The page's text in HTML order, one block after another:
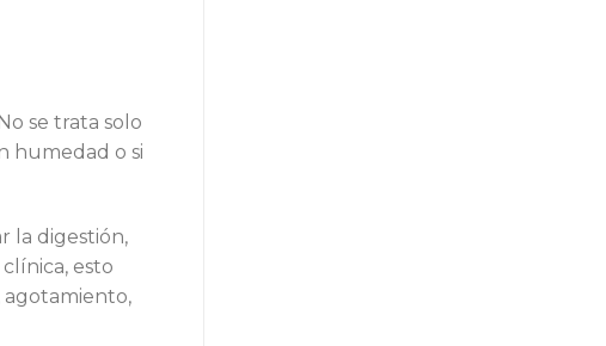
se trata solo
humedad o si
la digestión,
esto
agotamiento,